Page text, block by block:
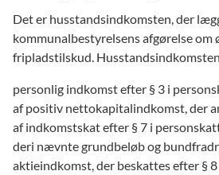
Det er husstandsindkomsten, der
kommunalbestyrelsens afgørelse om
fripladstilskud.
personlig indkomst efter § 3 i
af positiv nettokapitalindkomst, der
af indkomstskat efter § 7 i
deri nævnte grundbeløb og
aktieindkomst, der beskattes efter § 8